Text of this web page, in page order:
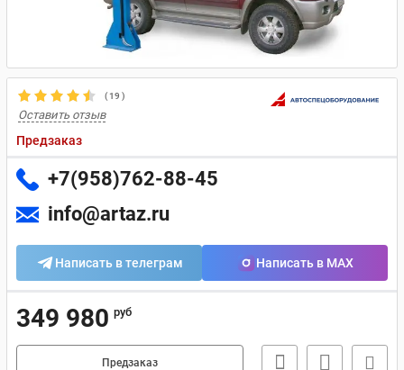
(19 )
Оставить отзыв
Предзаказ
+7(958)762-88-45
info@artaz.ru
Написать в телеграм Написать в MAX
349 980 руб
Предзаказ